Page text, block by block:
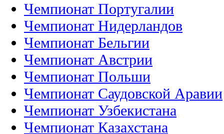
Чемпионат Португалии
Чемпионат Нидерландов
Чемпионат Бельгии
Чемпионат Австрии
Чемпионат Польши
Чемпионат Саудовской Аравии
Чемпионат Узбекистана
Чемпионат Казахстана